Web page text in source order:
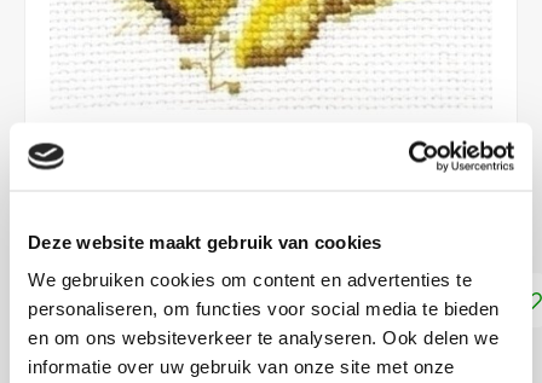
Deze website maakt gebruik van cookies
We gebruiken cookies om content en advertenties te
personaliseren, om functies voor social media te bieden
en om ons websiteverkeer te analyseren. Ook delen we
informatie over uw gebruik van onze site met onze
DIRECT LEVERBAAR
Toevoegen aan winkelwagen
DELEN: